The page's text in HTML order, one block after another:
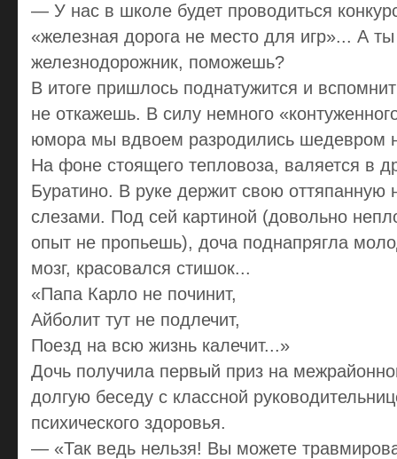
— У нас в школе будет проводиться
«железная дорога не место для игр»... А
железнодорожник, поможешь?
В итоге пришлось поднатужится и
не откажешь. В силу немного
юмора мы вдвоем разродились шедевром
На фоне стоящего тепловоза, валяется в
Буратино. В руке держит свою оттяпанную
слезами. Под сей картиной (довольно
опыт не пропьешь), доча поднапрягла
мозг, красовался стишок...
«Папа Карло не починит,
Айболит тут не подлечит,
Поезд на всю жизнь калечит...»
Дочь получила первый приз на
долгую беседу с классной
психического здоровья.
— «Так ведь нельзя! Вы можете